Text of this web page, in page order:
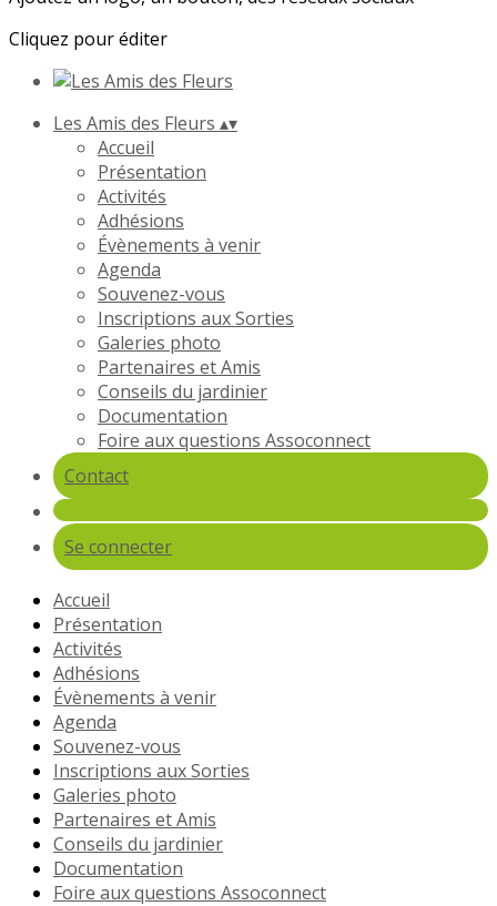
Cliquez pour éditer
Les Amis des Fleurs ▴▾
Accueil
Présentation
Activités
Adhésions
Évènements à venir
Agenda
Souvenez-vous
Inscriptions aux Sorties
Galeries photo
Partenaires et Amis
Conseils du jardinier
Documentation
Foire aux questions Assoconnect
Contact
Se connecter
Accueil
Présentation
Activités
Adhésions
Évènements à venir
Agenda
Souvenez-vous
Inscriptions aux Sorties
Galeries photo
Partenaires et Amis
Conseils du jardinier
Documentation
Foire aux questions Assoconnect